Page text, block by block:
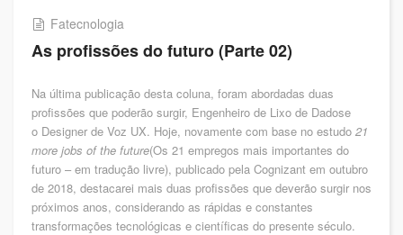
Fatecnologia
As profissões do futuro (Parte 02)
Na última publicação desta coluna, foram abordadas duas
profissões que poderão surgir, Engenheiro de Lixo de Dadose
o Designer de Voz UX. Hoje, novamente com base no estudo 21
more jobs of the future(Os 21 empregos mais importantes do
futuro – em tradução livre), publicado pela Cognizant em outubro
de 2018, destacarei mais duas profissões que deverão surgir nos
próximos anos, considerando as rápidas e constantes
transformações tecnológicas e científicas do presente século.